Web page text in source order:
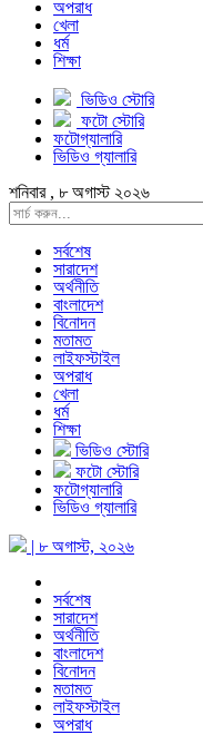
অপরাধ
খেলা
ধর্ম
শিক্ষা
ভিডিও স্টোরি
ফটো স্টোরি
ফটোগ্যালারি
ভিডিও গ্যালারি
শনিবার , ৮ অগাস্ট ২০২৬
সর্বশেষ
সারাদেশ
অর্থনীতি
বাংলাদেশ
বিনোদন
মতামত
লাইফস্টাইল
অপরাধ
খেলা
ধর্ম
শিক্ষা
ভিডিও স্টোরি
ফটো স্টোরি
ফটোগ্যালারি
ভিডিও গ্যালারি
| ৮ অগাস্ট, ২০২৬
সর্বশেষ
সারাদেশ
অর্থনীতি
বাংলাদেশ
বিনোদন
মতামত
লাইফস্টাইল
অপরাধ